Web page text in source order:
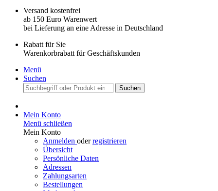
Versand kostenfrei
ab 150 Euro Warenwert
bei Lieferung an eine Adresse in Deutschland
Rabatt für Sie
Warenkorbrabatt für Geschäftskunden
Menü
Suchen
Suchen
Mein Konto
Menü schließen
Mein Konto
Anmelden oderregistrieren
Übersicht
Persönliche Daten
Adressen
Zahlungsarten
Bestellungen